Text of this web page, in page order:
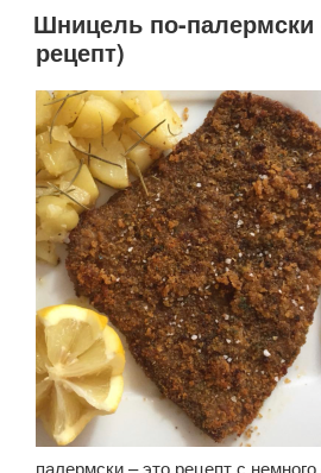
ОПУБЛИКОВАНО
Шницель по-палермски
рецепт)
палермски – это рецепт с